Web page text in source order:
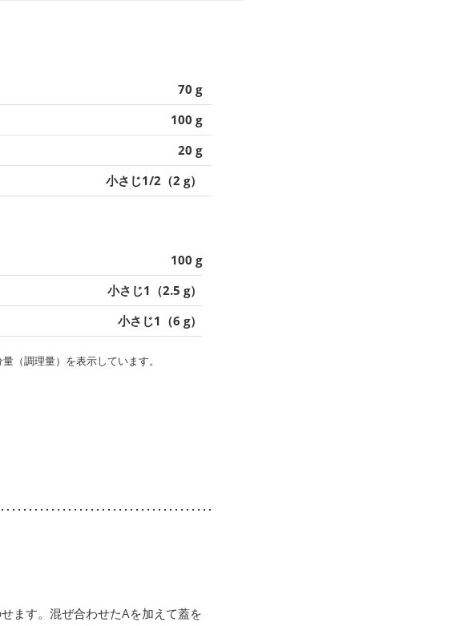
70 g
100 g
20 g
小さじ1/2（2 g）
100 g
小さじ1（2.5 g）
小さじ1（6 g）
（調理量）を表示しています。
ます。混ぜ合わせたAを加えて蓋を